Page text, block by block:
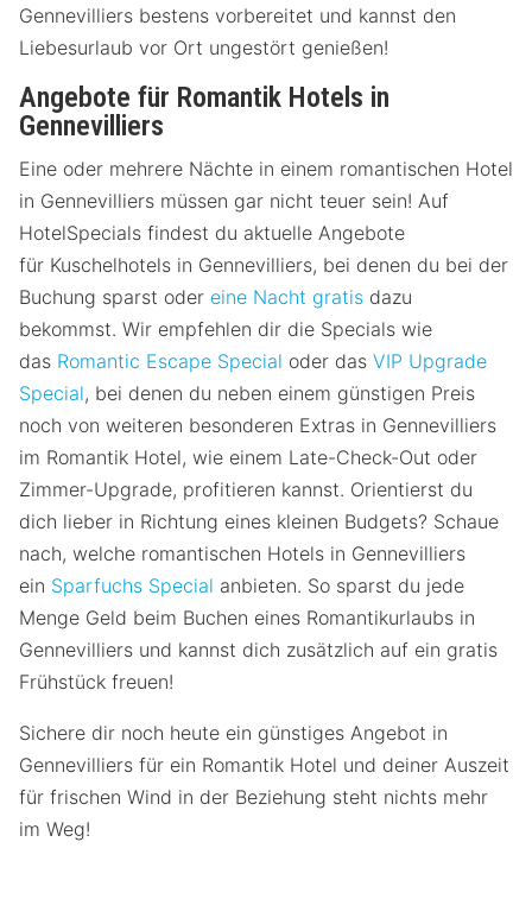
Gennevilliers bestens vorbereitet und kannst den
Liebesurlaub vor Ort ungestört genießen!
Angebote für Romantik Hotels in
Gennevilliers
Eine oder mehrere Nächte in einem romantischen Hotel
in Gennevilliers müssen gar nicht teuer sein! Auf
HotelSpecials findest du aktuelle Angebote
für Kuschelhotels in Gennevilliers, bei denen du bei der
Buchung sparst oder eine Nacht gratis dazu
bekommst. Wir empfehlen dir die Specials wie
das Romantic Escape Special oder das VIP Upgrade
Special, bei denen du neben einem günstigen Preis
noch von weiteren besonderen Extras in Gennevilliers
im Romantik Hotel, wie einem Late-Check-Out oder
Zimmer-Upgrade, profitieren kannst. Orientierst du
dich lieber in Richtung eines kleinen Budgets? Schaue
nach, welche romantischen Hotels in Gennevilliers
ein Sparfuchs Special anbieten. So sparst du jede
Menge Geld beim Buchen eines Romantikurlaubs in
Gennevilliers und kannst dich zusätzlich auf ein gratis
Frühstück freuen!
Sichere dir noch heute ein günstiges Angebot in
Gennevilliers für ein Romantik Hotel und deiner Auszeit
für frischen Wind in der Beziehung steht nichts mehr
im Weg!